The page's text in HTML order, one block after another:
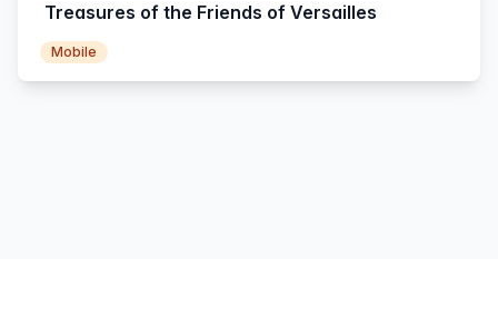
Treasures of the Friends of Versailles
Mobile